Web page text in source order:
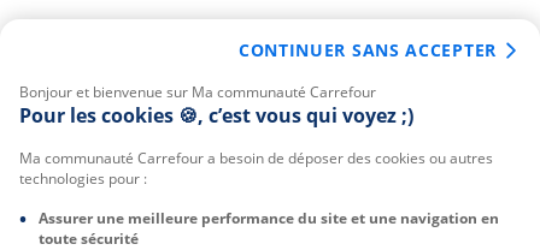
Bonjour et bienvenue sur Ma communauté Carrefour
Pour les cookies 🍪, c’est vous qui voyez ;)
Ma communauté Carrefour a besoin de déposer des cookies ou autres
technologies pour :
Assurer une meilleure performance du site et une navigation en
toute sécurité
CONTINUER SANS ACCEPTER